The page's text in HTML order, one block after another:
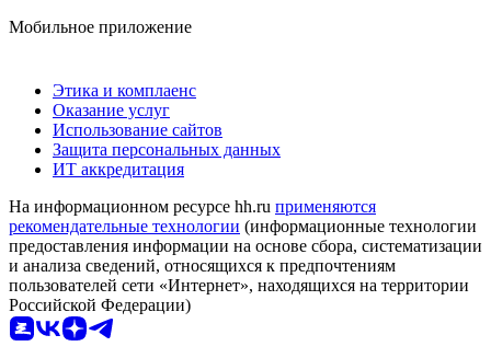
Мобильное приложение
Этика и комплаенс
Оказание услуг
Использование сайтов
Защита персональных данных
ИТ аккредитация
На информационном ресурсе hh.ru применяются
рекомендательные технологии (информационные технологии
предоставления информации на основе сбора, систематизации
и анализа сведений, относящихся к предпочтениям
пользователей сети «Интернет», находящихся на территории
Российской Федерации)